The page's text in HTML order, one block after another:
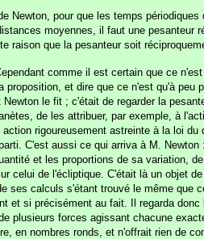
Newton, pour que les temps
moyennes, il faut une
raison que la pesanteur soit
comme il est certain que ce
proposition, et dire que ce n'est qu'à
le fit ; c'était de regarder la
de les attribuer, par exemple, à
rigoureusement astreinte à la loi
C'est aussi ce qui arriva à M.
et les proportions de sa variation,
celui de l'écliptique. C'était là un objet
ses calculs s'étant trouvé le même
et si précisément au fait. Il regarda
plusieurs forces agissant chacune
en nombres ronds, et n'offrait rien de